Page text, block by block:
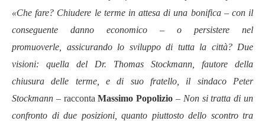
«Che fare? Chiudere le terme in attesa di una bonifica – con il
conseguente danno economico – o persistere nel
promuoverle, assicurando lo sviluppo di tutta la città? Due
visioni: quella del Dr. Thomas Stockmann, fautore della
chiusura delle terme, e di suo fratello, il sindaco Peter
Stockmann – raccontaMassimo Popolizio – Non si tratta di un
confronto di due posizioni, quanto piuttosto dello scontro tra